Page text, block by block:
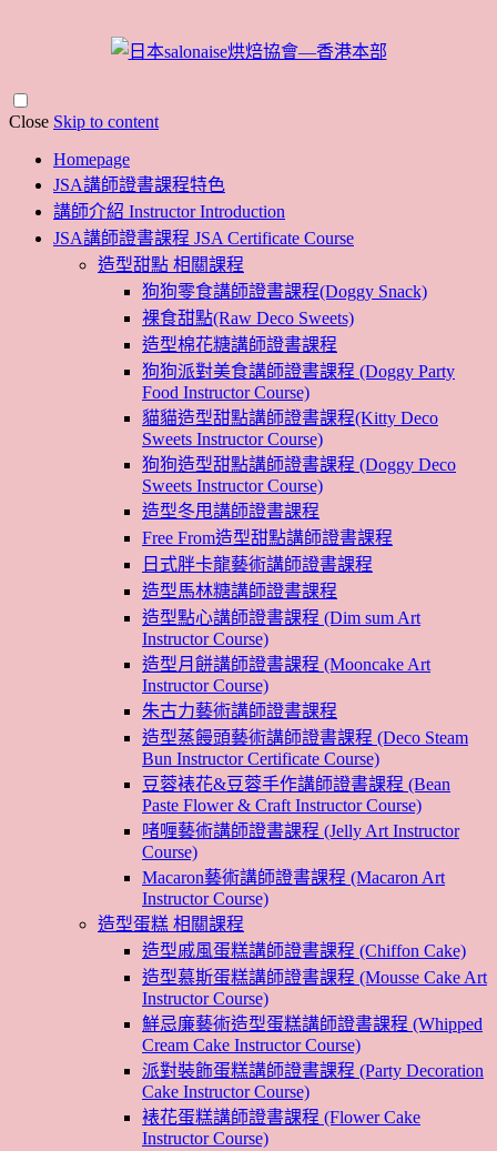
Close Skip to content
Homepage
JSA講師證書課程特色
講師介紹 Instructor Introduction
JSA講師證書課程 JSA Certificate Course
造型甜點 相關課程
狗狗零食講師證書課程(Doggy Snack)
裸食甜點(Raw Deco Sweets)
造型棉花糖講師證書課程
狗狗派對美食講師證書課程 (Doggy Party
Food Instructor Course)
貓貓造型甜點講師證書課程(Kitty Deco
Sweets Instructor Course)
狗狗造型甜點講師證書課程 (Doggy Deco
Sweets Instructor Course)
造型冬甩講師證書課程
Free From造型甜點講師證書課程
日式胖卡龍藝術講師證書課程
造型馬林糖講師證書課程
造型點心講師證書課程 (Dim sum Art
Instructor Course)
造型月餅講師證書課程 (Mooncake Art
Instructor Course)
朱古力藝術講師證書課程
造型蒸饅頭藝術講師證書課程 (Deco Steam
Bun Instructor Certificate Course)
豆蓉裱花&豆蓉手作講師證書課程 (Bean
Paste Flower & Craft Instructor Course)
啫喱藝術講師證書課程 (Jelly Art Instructor
Course)
Macaron藝術講師證書課程 (Macaron Art
Instructor Course)
造型蛋糕 相關課程
造型戚風蛋糕講師證書課程 (Chiffon Cake)
造型慕斯蛋糕講師證書課程 (Mousse Cake Art
Instructor Course)
鮮忌廉藝術造型蛋糕講師證書課程 (Whipped
Cream Cake Instructor Course)
派對裝飾蛋糕講師證書課程 (Party Decoration
Cake Instructor Course)
裱花蛋糕講師證書課程 (Flower Cake
Instructor Course)